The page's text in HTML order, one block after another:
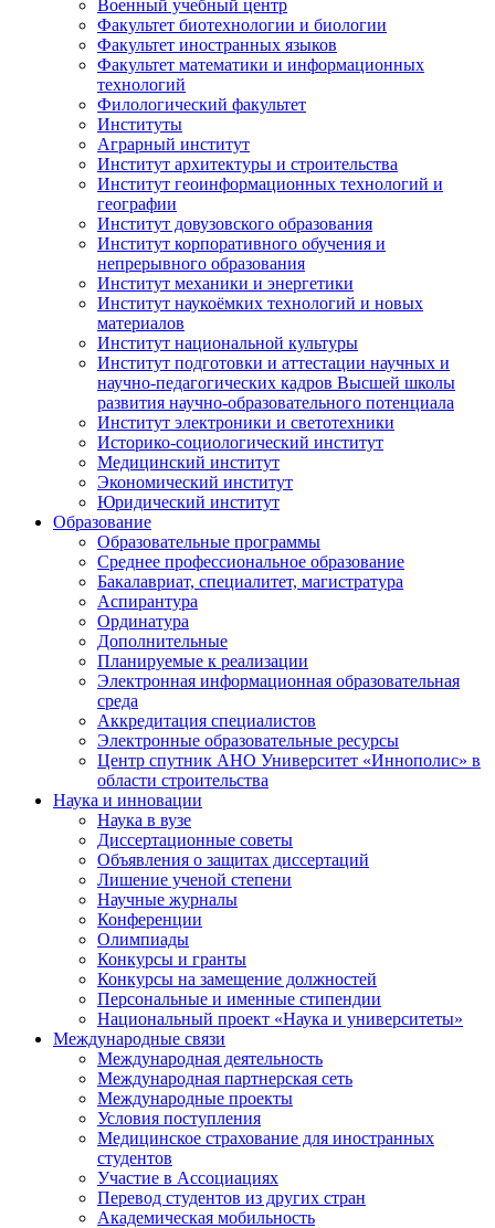
Военный учебный центр
Факультет биотехнологии и биологии
Факультет иностранных языков
Факультет математики и информационных
технологий
Филологический факультет
Институты
Аграрный институт
Институт архитектуры и строительства
Институт геоинформационных технологий и
географии
Институт довузовского образования
Институт корпоративного обучения и
непрерывного образования
Институт механики и энергетики
Институт наукоёмких технологий и новых
материалов
Институт национальной культуры
Институт подготовки и аттестации научных и
научно-педагогических кадров Высшей школы
развития научно-образовательного потенциала
Институт электроники и светотехники
Историко-социологический институт
Медицинский институт
Экономический институт
Юридический институт
Образование
Образовательные программы
Среднее профессиональное образование
Бакалавриат, специалитет, магистратура
Аспирантура
Ординатура
Дополнительные
Планируемые к реализации
Электронная информационная образовательная
среда
Аккредитация специалистов
Электронные образовательные ресурсы
Центр спутник АНО Университет «Иннополис» в
области строительства
Наука и инновации
Наука в вузе
Диссертационные советы
Объявления о защитах диссертаций
Лишение ученой степени
Научные журналы
Конференции
Олимпиады
Конкурсы и гранты
Конкурсы на замещение должностей
Персональные и именные стипендии
Национальный проект «Наука и университеты»
Международные связи
Международная деятельность
Международная партнерская сеть
Международные проекты
Условия поступления
Медицинское страхование для иностранных
студентов
Участие в Ассоциациях
Перевод студентов из других стран
Академическая мобильность